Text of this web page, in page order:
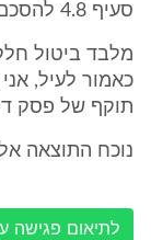
סעיף 4.8 להסכם הבוררות.
כאמור לעיל,
תוקף של פסק
נוכח התוצאה
לתיאום פגישה עם עורך